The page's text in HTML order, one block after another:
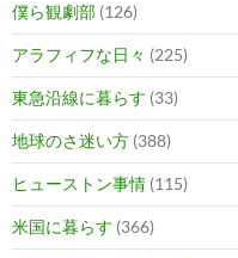
僕ら観劇部 (126)
アラフィフな日々 (225)
東急沿線に暮らす (33)
地球のさ迷い方 (388)
ヒューストン事情 (115)
米国に暮らす (366)